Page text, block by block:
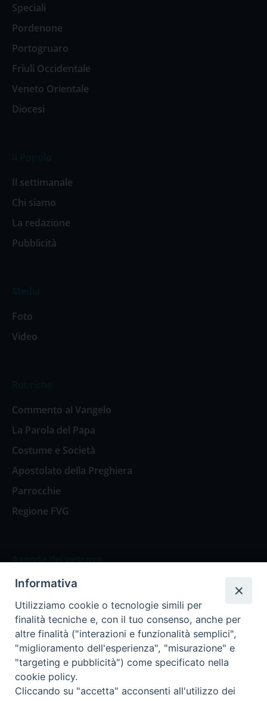
Speciali
Pordenone
Portogruaro
Friuli Occidentale
Veneto Orientale
Diocesi
Il settimanale
Chi siamo
La redazione
Pubblicità
Foto
Video
Commento al Vangelo
La Parola del Papa
Costume e Società
Apostolato della Preghiera
Parrocchie
Regione FVG
Agenda del vescovo
Agenda del vescovo
Privacy Policy Trasparenza
Termini e Condizioni
Informativa
Utilizziamo cookie o tecnologie simili per
finalità tecniche e, con il tuo consenso, anche per
altre finalità ("interazioni e funzionalità semplici",
"miglioramento dell'esperienza", "misurazione" e
"targeting e pubblicità") come specificato nella
cookie policy.
Cliccando su "accetta" acconsenti all'utilizzo dei